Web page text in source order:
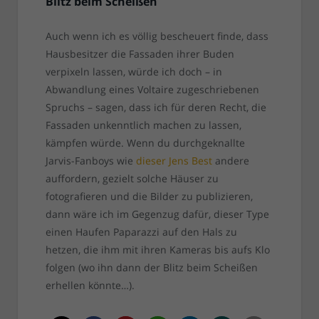
Auch wenn ich es völlig bescheuert finde, dass
Hausbesitzer die Fassaden ihrer Buden
verpixeln lassen, würde ich doch – in
Abwandlung eines Voltaire zugeschriebenen
Spruchs – sagen, dass ich für deren Recht, die
Fassaden unkenntlich machen zu lassen,
kämpfen würde. Wenn du durchgeknallte
Jarvis-Fanboys wie dieser Jens Bestandere
auffordern, gezielt solche Häuser zu
fotografieren und die Bilder zu publizieren,
dann wäre ich im Gegenzug dafür, dieser Type
einen Haufen Paparazzi auf den Hals zu
hetzen, die ihm mit ihren Kameras bis aufs Klo
folgen (wo ihn dann der Blitz beim Scheißen
erhellen könnte…).